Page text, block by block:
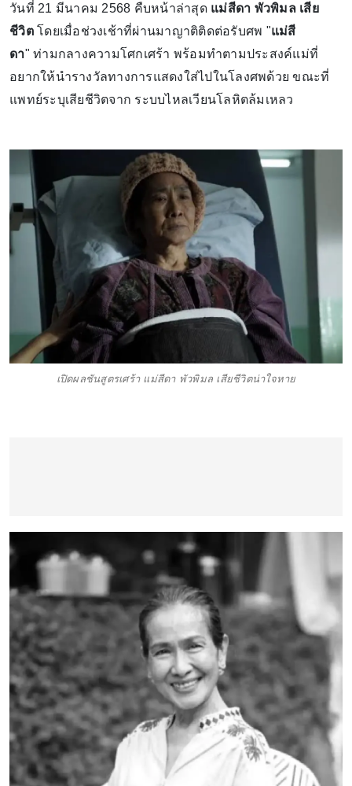
วันที่ 21 มีนาคม 2568 คืบหน้าล่าสุด แม่สีดา พัวพิมล เสีย
ชีวิตโดยเมื่อช่วงเช้าที่ผ่านมาญาติติดต่อรับศพ "แม่สี
ดา" ท่ามกลางความโศกเศร้า พร้อมทำตามประสงค์แม่ที่
อยากให้นำรางวัลทางการแสดงใส่ไปในโลงศพด้วย ขณะที่
แพทย์ระบุเสียชีวิตจาก ระบบไหลเวียนโลหิตล้มเหลว
เปิดผลชันสูตรเศร้า แม่สีดา พัวพิมล เสียชีวิตน่าใจหาย